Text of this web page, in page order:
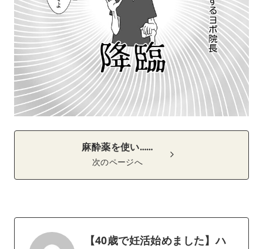
麻酔薬を使い……
次のページへ
【40歳で妊活始めました】ハ